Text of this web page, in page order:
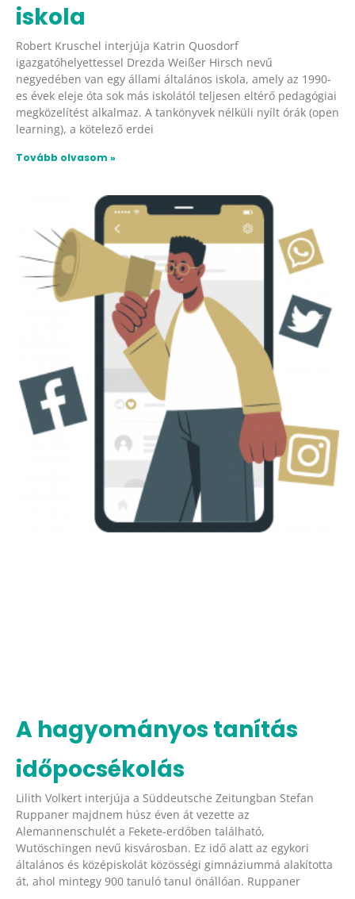
iskola
Robert Kruschel interjúja Katrin Quosdorf
igazgatóhelyettessel Drezda Weißer Hirsch nevű
negyedében van egy állami általános iskola, amely az 1990-
es évek eleje óta sok más iskolától teljesen eltérő pedagógiai
megközelítést alkalmaz. A tankönyvek nélküli nyílt órák (open
learning), a kötelező erdei
Tovább olvasom »
A hagyományos tanítás
időpocsékolás
Lilith Volkert interjúja a Süddeutsche Zeitungban Stefan
Ruppaner majdnem húsz éven át vezette az
Alemannenschulét a Fekete-erdőben található,
Wutöschingen nevű kisvárosban. Ez idő alatt az egykori
általános és középiskolát közösségi gimnáziummá alakította
át, ahol mintegy 900 tanuló tanul önállóan. Ruppaner